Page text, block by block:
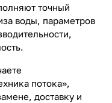
точный
воды, параметров
потока»,
доставку и